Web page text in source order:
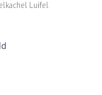
Luifel